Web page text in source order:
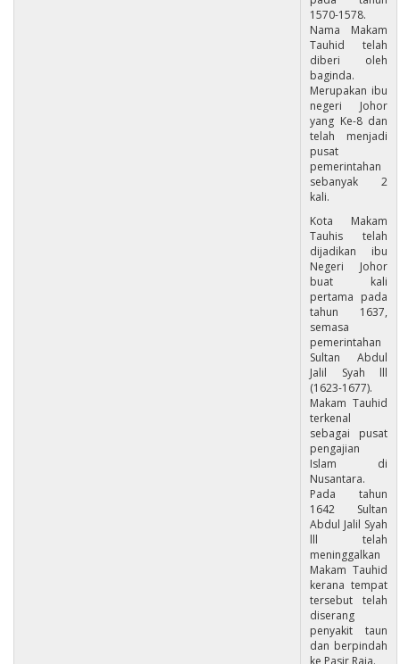
1570-1578.
Nama Makam
Tauhid telah
diberi oleh
baginda.
Merupakan ibu
negeri Johor
yang Ke-8 dan
telah menjadi
pusat
pemerintahan
sebanyak 2
kali.
Kota Makam
Tauhis telah
dijadikan ibu
Negeri Johor
buat kali
pertama pada
tahun 1637,
semasa
pemerintahan
Sultan Abdul
Jalil Syah lll
(1623-1677).
Makam Tauhid
terkenal
sebagai pusat
pengajian
Islam di
Nusantara.
Pada tahun
1642 Sultan
Abdul Jalil Syah
lll telah
meninggalkan
Makam Tauhid
kerana tempat
tersebut telah
diserang
penyakit taun
dan berpindah
ke Pasir Raja.